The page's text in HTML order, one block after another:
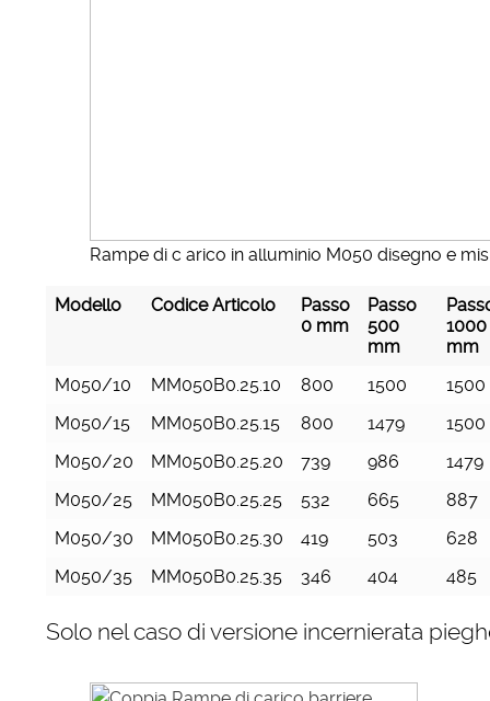
Rampe di c arico in alluminio M050 disegno e
Modello Codice Articolo
Passo
0 mm
Passo
500
mm
1000
mm
M050/10
MM050B0.25.10 800 1500
1500
M050/15
MM050B0.25.15 800 1479
1500
M050/20
MM050B0.25.20 739 986
1479
M050/25
MM050B0.25.25 532 665
887
M050/30
MM050B0.25.30 419 503
628
M050/35
MM050B0.25.35 346 404 485
Solo nel caso di versione incernierata